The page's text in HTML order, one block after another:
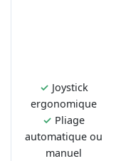
✓ Joystick
ergonomique
✓ Pliage
automatique ou
manuel